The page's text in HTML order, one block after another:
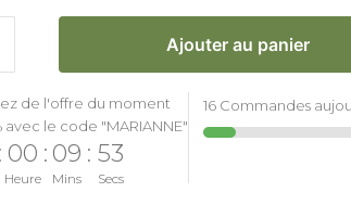
Ajouter au panier
de l'offre du moment
avec le code "MARIANNE"
: 00
Heure
: 09
Mins
: 52
Secs
16 Commandes